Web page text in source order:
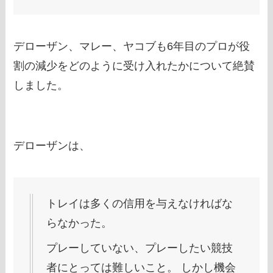
デローザン、マレー、ヤコブも6年目のプロが役
割の減少をどのように受け入れたかについて絶賛
しました。
デローザンは、
トレイは多くの信用を与えなければな
らなかった。
プレーしていない、プレーしたい競技
者にとっては難しいこと。 しかし機会